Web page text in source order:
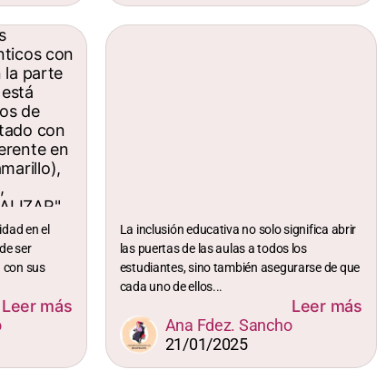
en el
ser
con sus
Leer más
La inclusión educativa no solo significa abrir
las puertas de las aulas a todos los
estudiantes, sino también asegurarse de que
cada uno de ellos...
Leer más
Ana Fdez. Sancho
21/01/2025